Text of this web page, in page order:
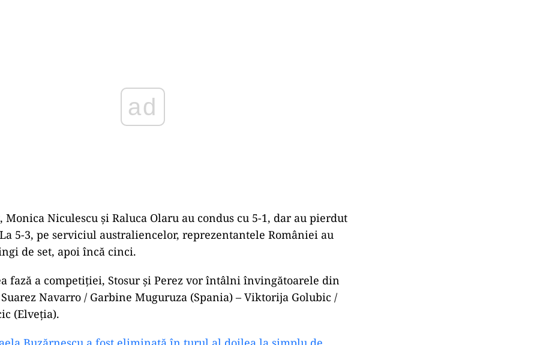
Niculescu și Raluca Olaru au condus cu 5-1, dar au pierdut
5-3, pe serviciul australiencelor, reprezentantele României au
de set, apoi încă cinci.
fază a competiției, Stosur şi Perez vor întâlni învingătoarele din
Navarro / Garbine Muguruza (Spania) – Viktorija Golubic /
(Elveţia).